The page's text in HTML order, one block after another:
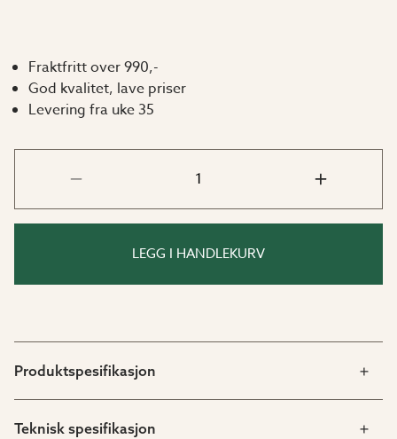
Fraktfritt over 990,-
God kvalitet, lave priser
Levering fra uke 35
LEGG I HANDLEKURV
Produktspesifikasjon
Teknisk spesifikasjon